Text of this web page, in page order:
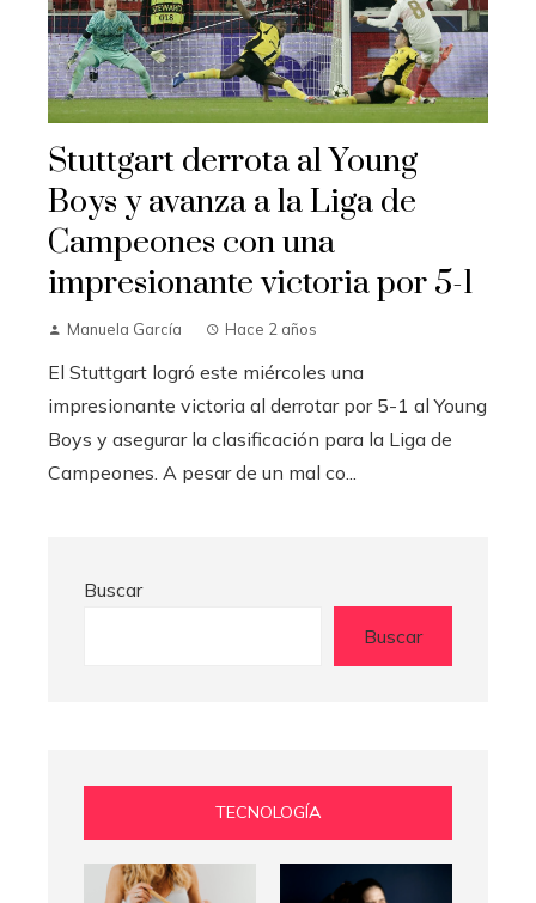
Stuttgart derrota al Young
Boys y avanza a la Liga de
Campeones con una
impresionante victoria por 5-1
Manuela García Hace 2 años
El Stuttgart logró este miércoles una
impresionante victoria al derrotar por 5-1 al Young
Boys y asegurar la clasificación para la Liga de
Campeones. A pesar de un mal co...
Buscar
Buscar
TECNOLOGÍA